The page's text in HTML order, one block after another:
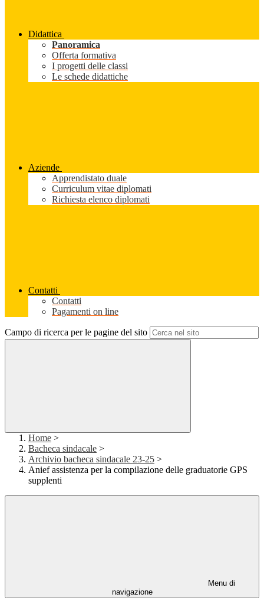
Didattica
Panoramica
Offerta formativa
I progetti delle classi
Le schede didattiche
Aziende
Apprendistato duale
Curriculum vitae diplomati
Richiesta elenco diplomati
Contatti
Contatti
Pagamenti on line
Campo di ricerca per le pagine del sito
Home >
Bacheca sindacale >
Archivio bacheca sindacale 23-25 >
Anief assistenza per la compilazione delle graduatorie GPS
supplenti
Menu di
navigazione